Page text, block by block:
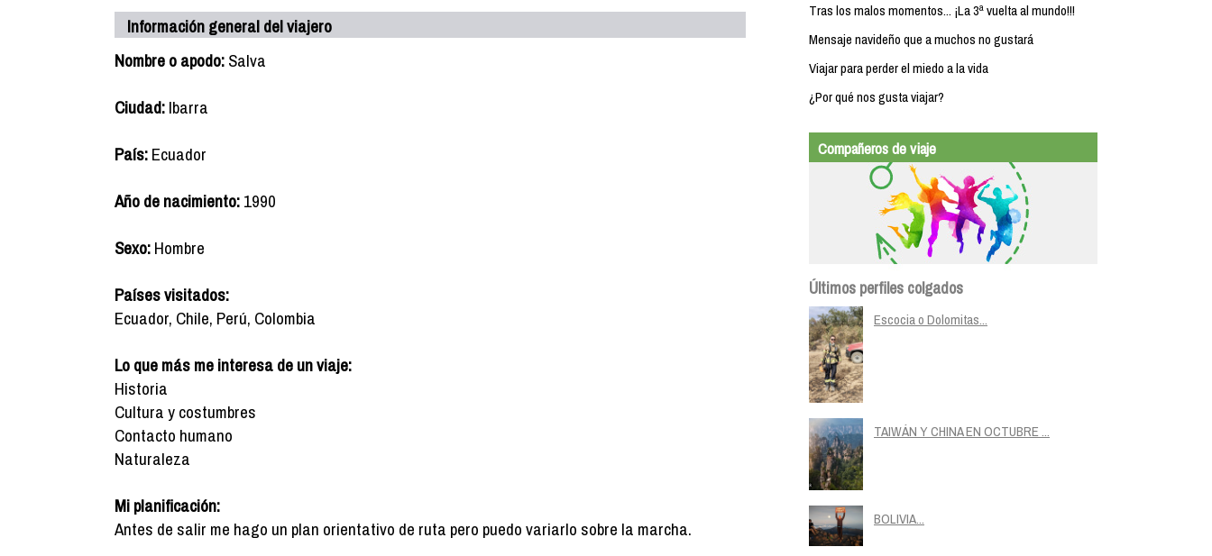
Información general del viajero
Nombre o apodo:Salva
Ciudad:Ibarra
País:Ecuador
Año de nacimiento:1990
Sexo:Hombre
Países visitados:
Ecuador, Chile, Perú, Colombia
Lo que más me interesa de un viaje:
Historia
Cultura y costumbres
Contacto humano
Naturaleza
Mi planificación:
Antes de salir me hago un plan orientativo de ruta pero puedo variarlo sobre la marcha.
Tras los malos momentos... ¡La 3ª vuelta al mundo!!!
Mensaje navideño que a muchos no gustará
Viajar para perder el miedo a la vida
¿Por qué nos gusta viajar?
Compañeros de viaje
Últimos perfiles colgados
Escocia o Dolomitas...
TAIWÁN Y CHINA EN OCTUBRE ...
BOLIVIA...